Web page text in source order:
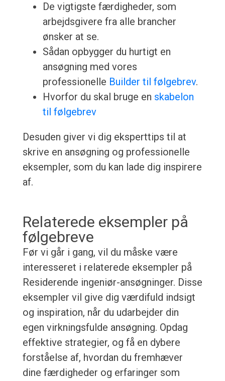
De vigtigste færdigheder, som
arbejdsgivere fra alle brancher
ønsker at se.
Sådan opbygger du hurtigt en
ansøgning med vores
professionelle Builder til følgebrev.
Hvorfor du skal bruge en skabelon
til følgebrev
Desuden giver vi dig eksperttips til at
skrive en ansøgning og professionelle
eksempler, som du kan lade dig inspirere
af.
Relaterede eksempler på
følgebreve
Før vi går i gang, vil du måske være
interesseret i relaterede eksempler på
Residerende ingeniør-ansøgninger. Disse
eksempler vil give dig værdifuld indsigt
og inspiration, når du udarbejder din
egen virkningsfulde ansøgning. Opdag
effektive strategier, og få en dybere
forståelse af, hvordan du fremhæver
dine færdigheder og erfaringer som